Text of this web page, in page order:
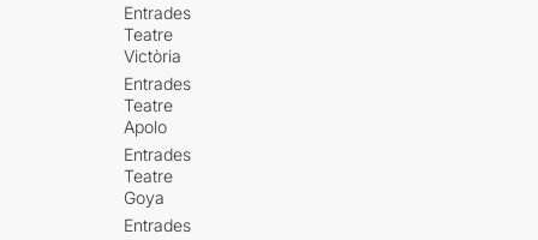
Entrades
Teatre
Victòria
Entrades
Teatre
Apolo
Entrades
Teatre
Goya
Entrades